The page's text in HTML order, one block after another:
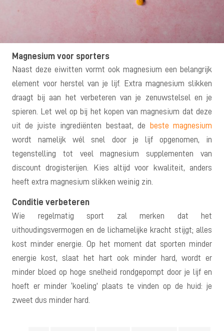
Magnesium voor sporters
Naast deze eiwitten vormt ook magnesium een belangrijk
element voor herstel van je lijf. Extra magnesium slikken
draagt bij aan het verbeteren van je zenuwstelsel en je
spieren. Let wel op bij het kopen van magnesium dat deze
uit de juiste ingrediënten bestaat, de
beste magnesium
wordt namelijk wél snel door je lijf opgenomen, in
tegenstelling tot veel magnesium supplementen van
discount drogisterijen. Kies altijd voor kwaliteit, anders
heeft extra magnesium slikken weinig zin.
Conditie verbeteren
Wie regelmatig sport zal merken dat het
uithoudingsvermogen en de lichamelijke kracht stijgt; alles
kost minder energie. Op het moment dat sporten minder
energie kost, slaat het hart ook minder hard, wordt er
minder bloed op hoge snelheid rondgepompt door je lijf en
hoeft er minder ‘koeling’ plaats te vinden op de huid: je
zweet dus minder hard.